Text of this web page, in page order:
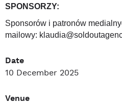
SPONSORZY:
Sponsorów i patronów
mailowy:
Date
10 December 2025
Venue